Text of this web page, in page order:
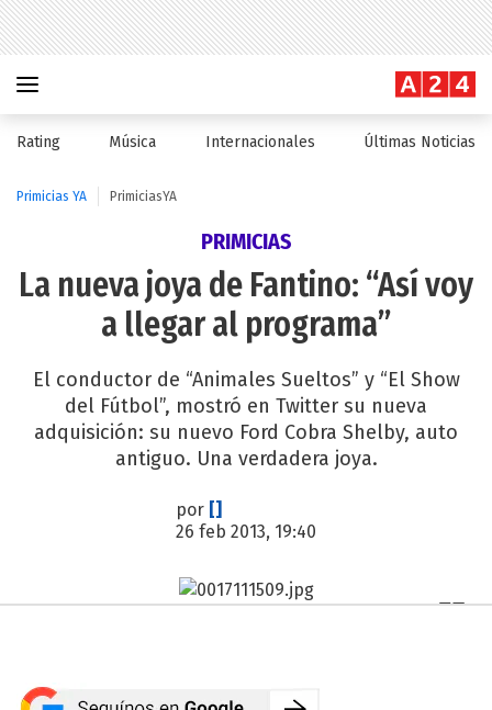
Rating Música Internacionales Últimas Noticias
Primicias YA PrimiciasYA
PRIMICIAS
La nueva joya de Fantino: “Así voy
a llegar al programa”
El conductor de “Animales Sueltos” y “El Show
del Fútbol”, mostró en Twitter su nueva
adquisición: su nuevo Ford Cobra Shelby, auto
antiguo. Una verdadera joya.
por []
26 feb 2013, 19:40